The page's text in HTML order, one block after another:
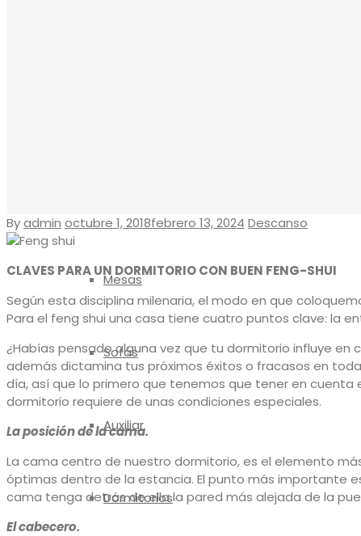
Mesas
Sofás
Auxiliar
Dormitorios
Byadmin octubre 1, 2018febrero 13, 2024 Descanso
CLAVES PARA UN DORMITORIO CON BUEN FENG-SHUI
Según esta disciplina milenaria, el modo en que
Para el feng shui una casa tiene cuatro puntos clave: la
¿Habías pensado alguna vez que tu dormitorio influye
además dictamina tus próximos éxitos o fracasos en
día, así que lo primero que tenemos que tener en cuenta
dormitorio requiere de unas condiciones especiales.
La posición de la cama.
La cama centro de nuestro dormitorio, es el elemento
óptimas dentro de la estancia. El punto más importante
cama tenga detrás de ella la pared más alejada de la
El cabecero.